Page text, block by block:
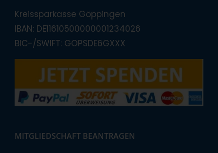
Kreissparkasse Göppingen
IBAN: DE11610500000001234026
BIC-/SWIFT: GOPSDE6GXXX
MITGLIEDSCHAFT BEANTRAGEN